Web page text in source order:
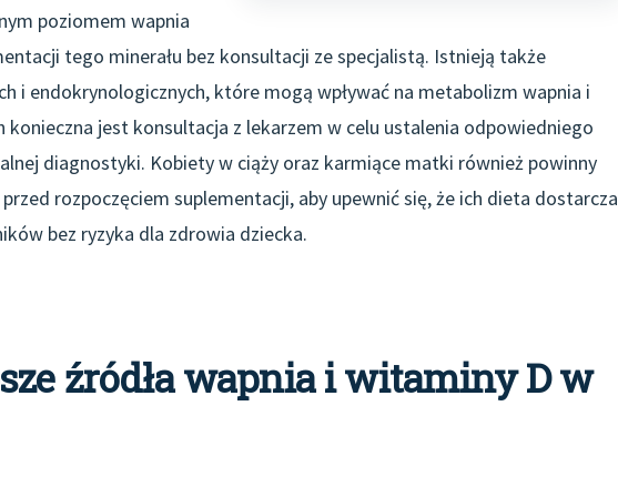
poziomem wapnia
tego minerału bez konsultacji ze specjalistą. Istnieją także
i endokrynologicznych, które mogą wpływać na metabolizm wapnia i
konieczna jest konsultacja z lekarzem w celu ustalenia odpowiedniego
diagnostyki. Kobiety w ciąży oraz karmiące matki również powinny
rozpoczęciem suplementacji, aby upewnić się, że ich dieta dostarcza
bez ryzyka dla zdrowia dziecka.
źródła wapnia i witaminy D w